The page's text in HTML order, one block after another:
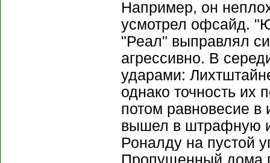
Например, он
усмотрел офсайд.
"Реал" выправлял
агрессивно. В
ударами:
однако точность их
потом равновесие в
вышел в штрафную
Роналду на пустой
Пропущенный дома